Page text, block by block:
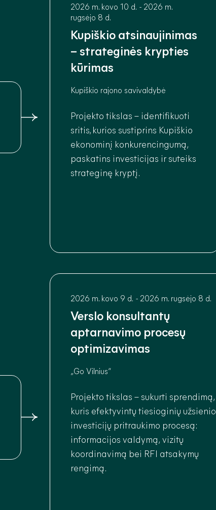
2026 m. kovo 10 d. - 2026 m.
rugsėjo 8 d.
Kupiškio atsinaujinimas
– strateginės krypties
kūrimas
Kupiškio rajono savivaldybė
Projekto tikslas – identifikuoti
sritis, kurios sustiprins Kupiškio
ekonominį konkurencingumą,
paskatins investicijas ir suteiks
strateginę kryptį.
2026 m. kovo 9 d. - 2026 m. rugsėjo 8 d.
Verslo konsultantų
aptarnavimo procesų
optimizavimas
„Go Vilnius“
Projekto tikslas – sukurti sprendimą,
kuris efektyvintų tiesioginių užsienio
investicijų pritraukimo procesą:
informacijos valdymą, vizitų
koordinavimą bei RFI atsakymų
rengimą.